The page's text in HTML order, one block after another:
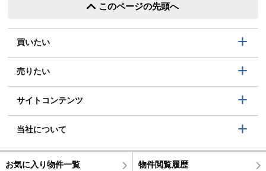
このページの先頭へ
買いたい
売りたい
サイトコンテンツ
当社について
お気に入り物件一覧 物件閲覧履歴